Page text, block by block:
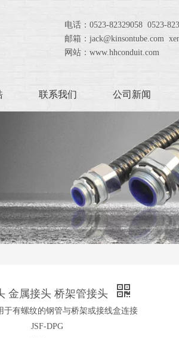
电话：0523-82329058 0523-
邮箱：jack@kinsontube.com
网站：www.hhconduit.com
联系我们 公司新闻
金属接头 桥架管接头
于有螺纹的钢管与桥架或接线盒连接
JSF-DPG